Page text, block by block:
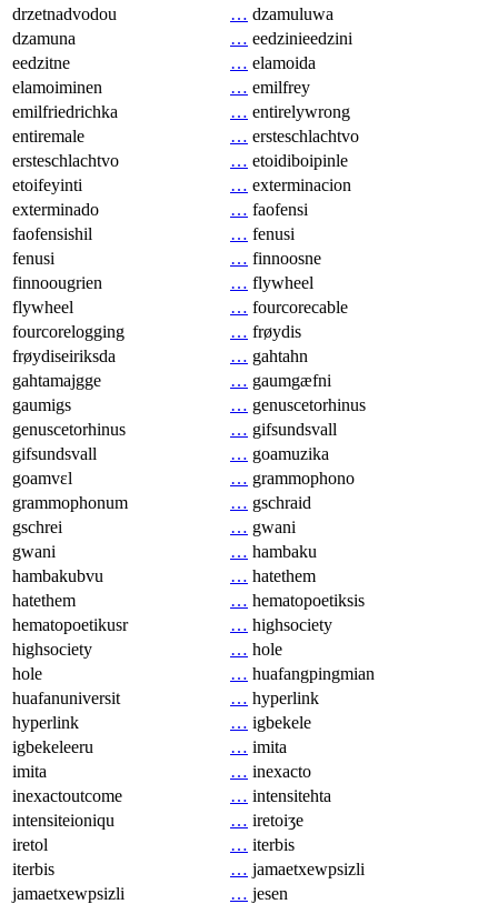
drzetnadvodou
… dzamuluwa
dzamuna
… eedzinieedzini
eedzitne
… elamoida
elamoiminen
… emilfrey
emilfriedrichka
… entirelywrong
entiremale
… ersteschlachtvo
ersteschlachtvo
… etoidiboipinle
etoifeyinti
… exterminacion
exterminado
… faofensi
faofensishil
… fenusi
fenusi
… finnoosne
finnoougrien
… flywheel
flywheel
… fourcorecable
fourcorelogging
… frøydis
frøydiseiriksda
… gahtahn
gahtamajgge
… gaumgæfni
gaumigs
… genuscetorhinus
genuscetorhinus
… gifsundsvall
gifsundsvall
… goamuzika
goamvɛl
… grammophono
grammophonum
… gschraid
gschrei
… gwani
gwani
… hambaku
hambakubvu
… hatethem
hatethem
… hematopoetiksis
hematopoetikusr
… highsociety
highsociety
… hole
hole
… huafangpingmian
huafanuniversit
… hyperlink
hyperlink
… igbekele
igbekeleeru
… imita
imita
… inexacto
inexactoutcome
… intensitehta
intensiteioniqu
… iretoiʒe
iretol
… iterbis
iterbis
… jamaetxewpsizli
jamaetxewpsizli
… jesen